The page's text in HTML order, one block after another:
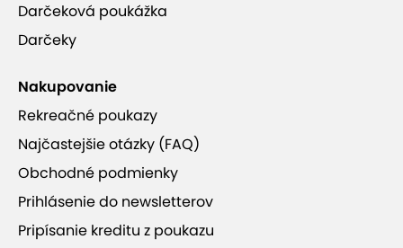
Darčeková poukážka
Darčeky
Nakupovanie
Rekreačné poukazy
Najčastejšie otázky (FAQ)
Obchodné podmienky
Prihlásenie do newsletterov
Pripísanie kreditu z poukazu